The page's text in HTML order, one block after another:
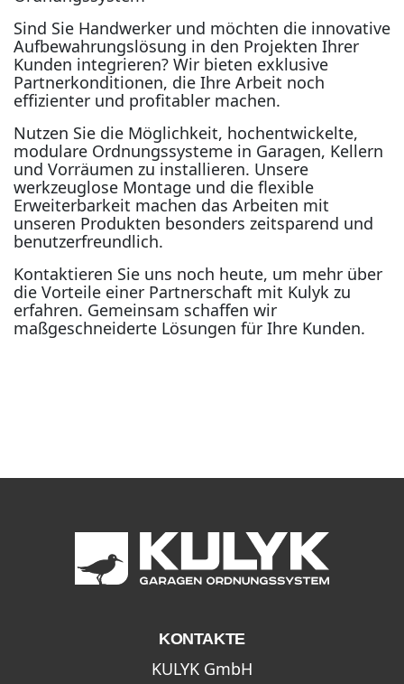
Sind Sie Handwerker und möchten die innovative
Aufbewahrungslösung in den Projekten Ihrer
Kunden integrieren? Wir bieten exklusive
Partnerkonditionen, die Ihre Arbeit noch
effizienter und profitabler machen.
Nutzen Sie die Möglichkeit, hochentwickelte,
modulare Ordnungssysteme in Garagen, Kellern
und Vorräumen zu installieren. Unsere
werkzeuglose Montage und die flexible
Erweiterbarkeit machen das Arbeiten mit
unseren Produkten besonders zeitsparend und
benutzerfreundlich.
Kontaktieren Sie uns noch heute, um mehr über
die Vorteile einer Partnerschaft mit Kulyk zu
erfahren. Gemeinsam schaffen wir
maßgeschneiderte Lösungen für Ihre Kunden.
KONTAKTE
KULYK GmbH